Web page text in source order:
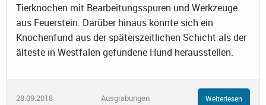
Tierknochen mit Bearbeitungsspuren und Werkzeuge
aus Feuerstein. Darüber hinaus könnte sich ein
Knochenfund aus der späteiszeitlichen Schicht als der
älteste in Westfalen gefundene Hund herausstellen.
28.09.2018 Ausgrabungen Weiterlesen